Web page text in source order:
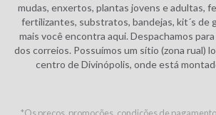
mudas, enxertos, plantas jovens e adultas,
fertilizantes, substratos, bandejas, kit´s de
mais você encontra aqui. Despachamos
dos correios. Possuímos um sítio (zona rual)
centro de Divinópolis, onde está